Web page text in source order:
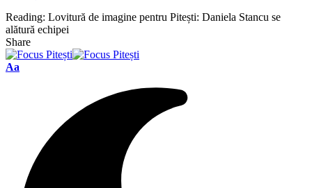
Reading: Lovitură de imagine pentru Pitești: Daniela Stancu se
alătură echipei
Share
Font
Aa